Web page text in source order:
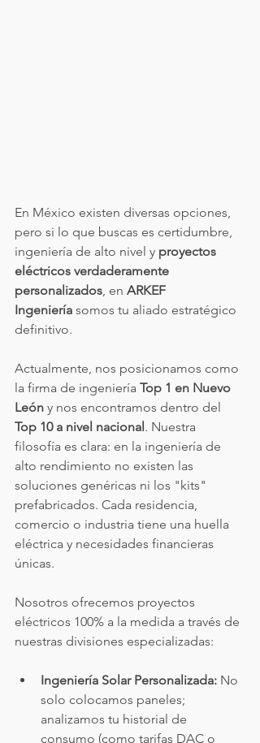
En México existen diversas opciones,
pero si lo que buscas es certidumbre,
ingeniería de alto nivel y proyectos
eléctricos verdaderamente
personalizados, en ARKEF
Ingeniería somos tu aliado estratégico
definitivo.
Actualmente, nos posicionamos como
la firma de ingeniería Top 1 en Nuevo
León y nos encontramos dentro del
Top 10 a nivel nacional. Nuestra
filosofía es clara: en la ingeniería de
alto rendimiento no existen las
soluciones genéricas ni los "kits"
prefabricados. Cada residencia,
comercio o industria tiene una huella
eléctrica y necesidades financieras
únicas.
Nosotros ofrecemos proyectos
eléctricos 100% a la medida a través de
nuestras divisiones especializadas:
Ingeniería Solar Personalizada: No
solo colocamos paneles;
analizamos tu historial de
consumo (como tarifas DAC o